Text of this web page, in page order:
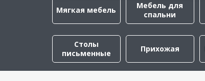
Мягкая мебель
Мебель для
спальни
Столы
письменные
Прихожая